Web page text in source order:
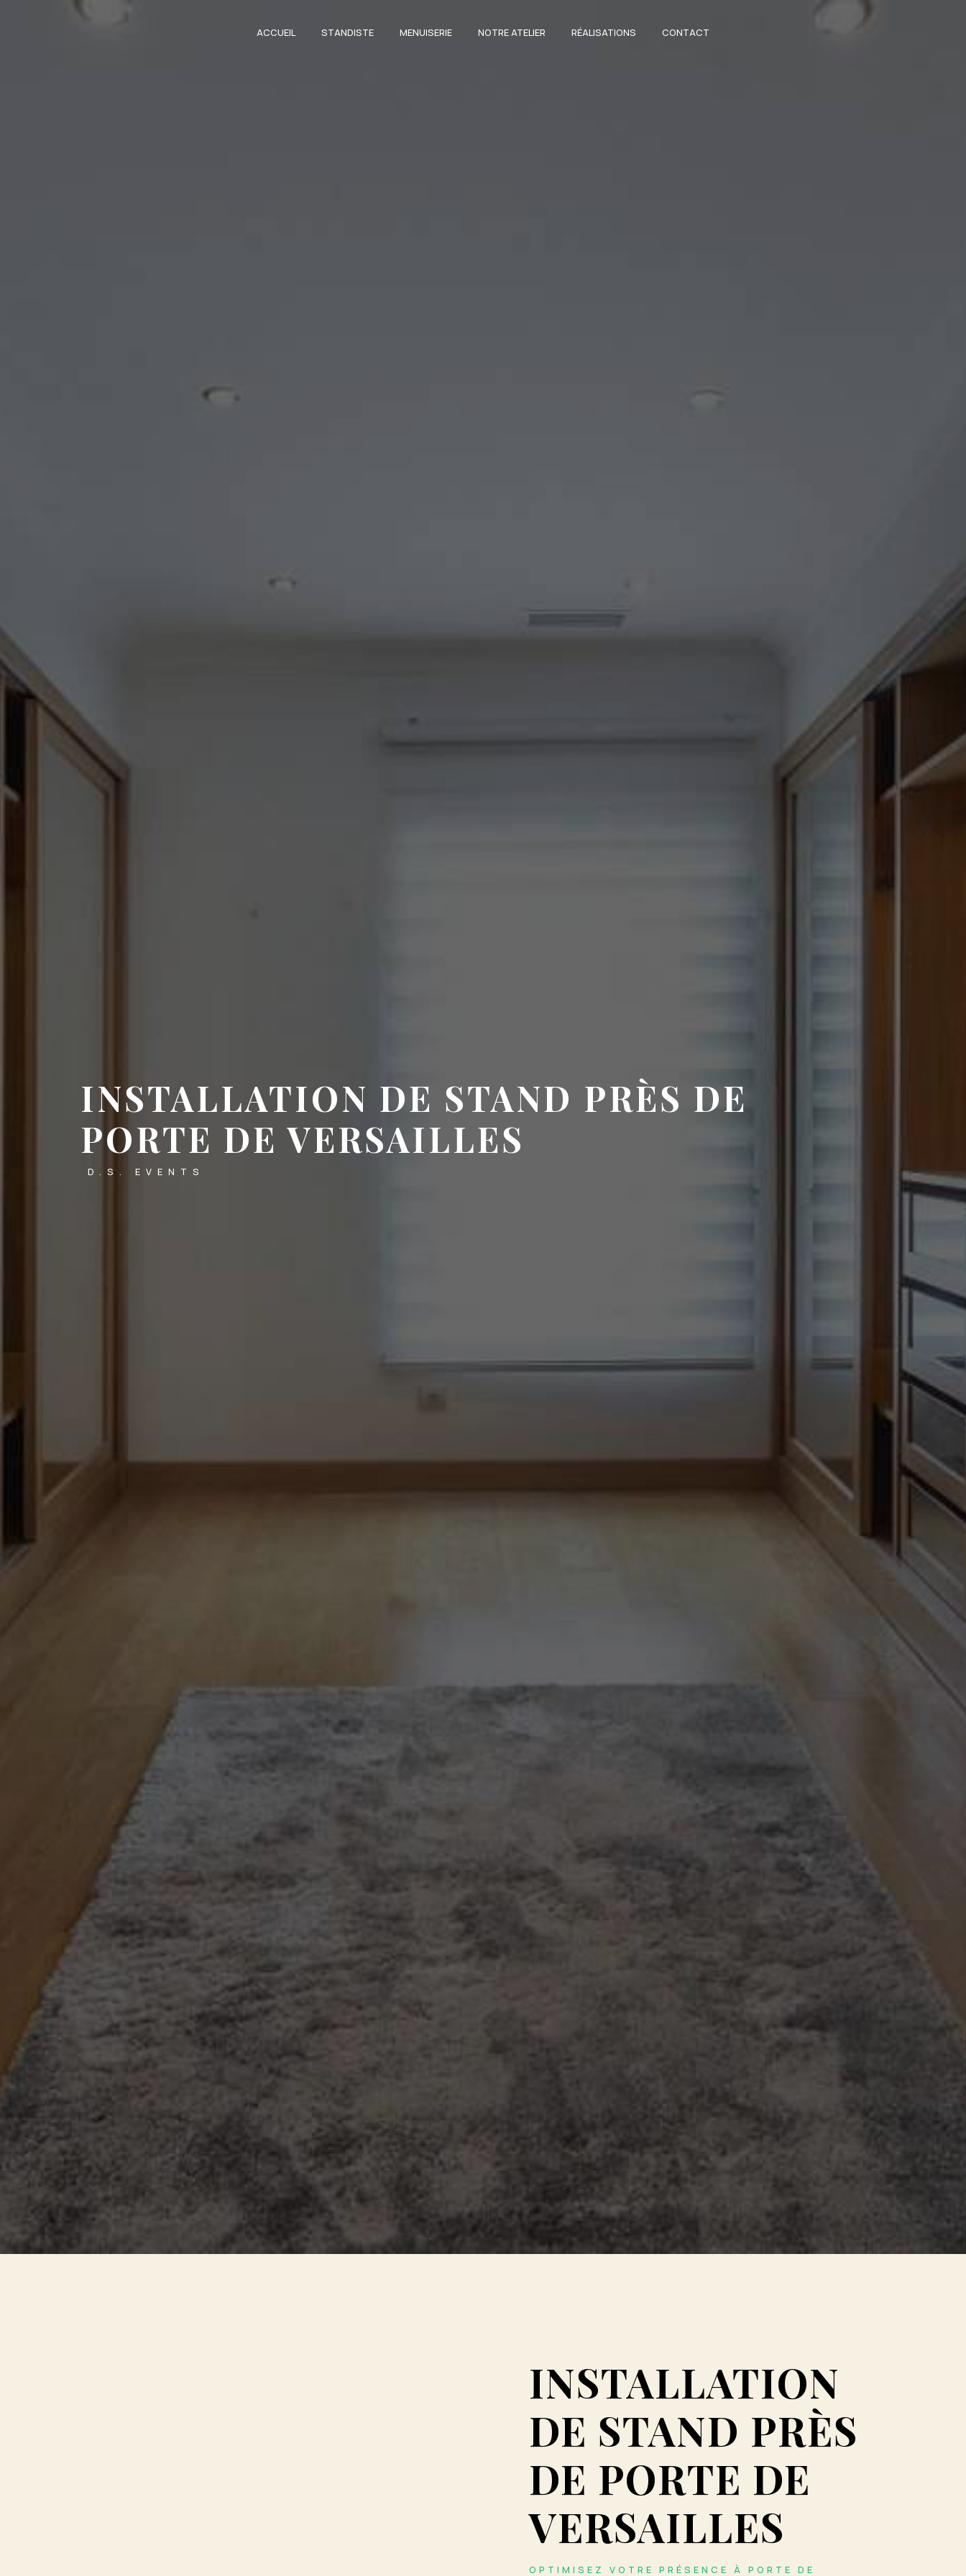
ACCUEIL STANDISTE MENUISERIE NOTRE ATELIER RÉALISATIONS CONTACT
INSTALLATION DE STAND PRÈS DE
PORTE DE VERSAILLES
D.S. EVENTS
INSTALLATION
DE STAND PRÈS
DE PORTE DE
VERSAILLES
OPTIMISEZ VOTRE PRÉSENCE À PORTE DE
Panneau de gestion des cookies